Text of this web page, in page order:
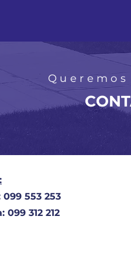
553 253
312 212